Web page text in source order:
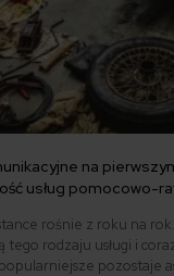
na
usług pomocowo-
rośnie z roku na
tego rodzaju usługi i
pozostaje